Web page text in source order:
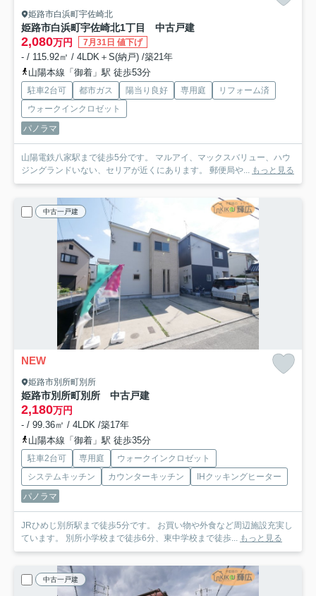
姫路市白浜町宇佐崎北
姫路市白浜町宇佐崎北1丁目 中古戸建
2,080万円 7月31日 値下げ
- / 115.92㎡ / 4LDK＋S(納戸) /築21年
山陽本線「御着」駅 徒歩53分
駐車2台可 都市ガス 陽当り良好 専用庭
リフォーム済
ウォークインクロゼット
パノラマ
山陽電鉄八家駅まで徒歩5分です。 マルアイ、マックスバリュー、ハウ
ジングランドいない、セリアが近くにあります。 郵便局や... もっと見る
中古一戸建
NEW
姫路市別所町別所
姫路市別所町別所 中古戸建
2,180万円
- / 99.36㎡ / 4LDK /築17年
山陽本線「御着」駅 徒歩35分
駐車2台可 専用庭
ウォークインクロゼット
システムキッチン
カウンターキッチン
IHクッキングヒーター
パノラマ
JRひめじ別所駅まで徒歩5分です。 お買い物や外食など周辺施設充実し
ています。 別所小学校まで徒歩6分、東中学校まで徒歩... もっと見る
中古一戸建